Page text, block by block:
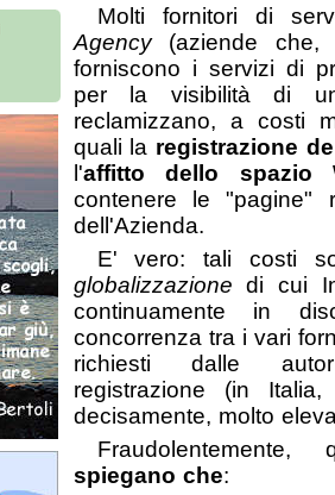
Molti fornitori di
Agency(aziende
forniscono i servizi di
per la visibilità di
reclamizzano, a costi
quali la registrazione
l'affitto dello spazio
contenere le "pagine"
dell'Azienda.
E' vero: tali costi
globalizzazione di cui
continuamente in
concorrenza tra i vari
richiesti dalle
registrazione (in
decisamente, molto
spiegano che: